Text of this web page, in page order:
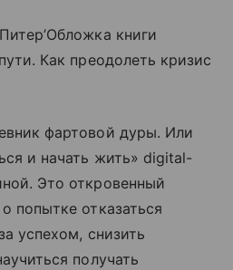
книги
Как преодолеть кризис
фартовой дуры. Или
и начать жить» digital-
Это откровенный
попытке отказаться
успехом, снизить
получать